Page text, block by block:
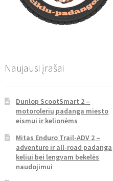
Naujausi įrašai
Dunlop ScootSmart 2 –
motorolerių padanga miesto
eismui ir kelionėms
Mitas Enduro Trail-ADV 2 –
adventure ir all-road padanga
keliui bei lengvam bekelės
naudojimui